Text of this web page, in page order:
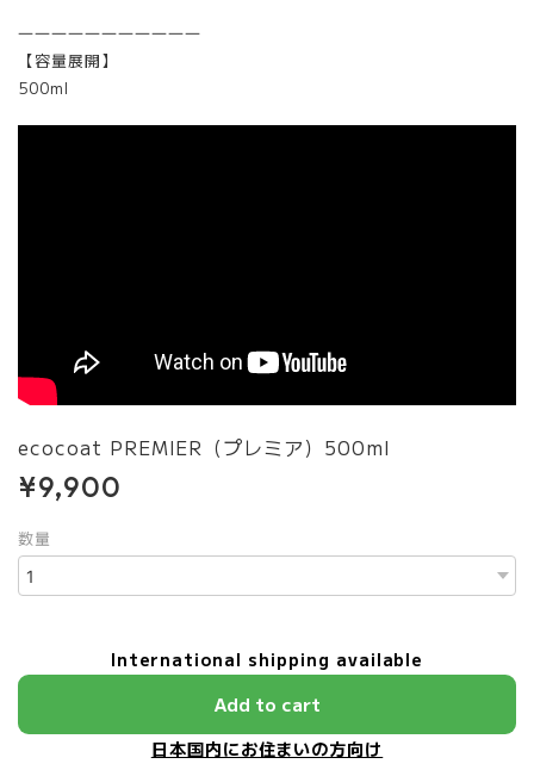
―――――――――――
【容量展開】
500ml
ecocoat PREMIER（プレミア）500ml
¥9,900
数量
International shipping available
Add to cart
日本国内にお住まいの方向け